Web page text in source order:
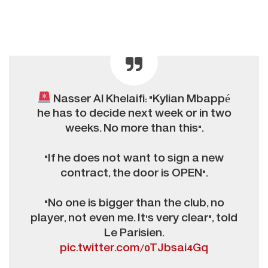
Nasser Al Khelaifi: "Kylian Mbappé
he has to decide next week or in two
weeks. No more than this".
"If he does not want to sign a new
contract, the door is OPEN".
"No one is bigger than the club, no
player, not even me. It's very clear", told
Le Parisien.
pic.twitter.com/0TJbsai4Gq